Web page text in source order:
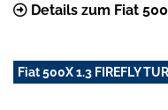
Details zum Fiat
Fiat 500X 1.3 FIREFLY